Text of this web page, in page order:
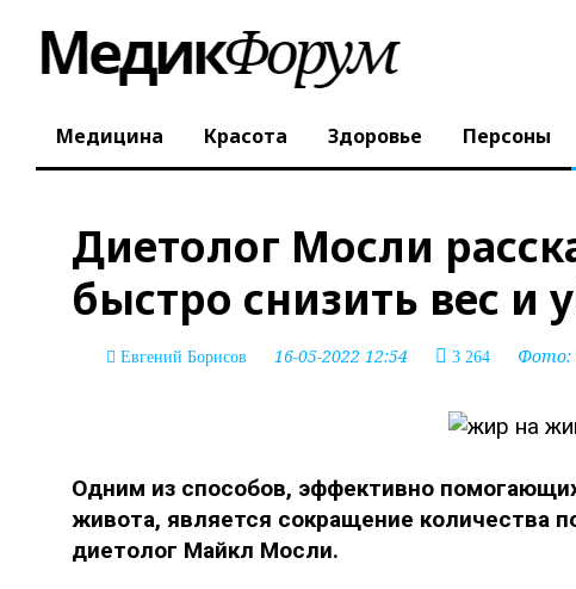
Медицина Красота Здоровье Персоны
Диетолог Мосли
быстро снизить вес и
Евгений Борисов 16-05-2022 12:54 3 264 Фото:
Одним из способов, эффективно
живота, является сокращение количества
диетолог Майкл Мосли.